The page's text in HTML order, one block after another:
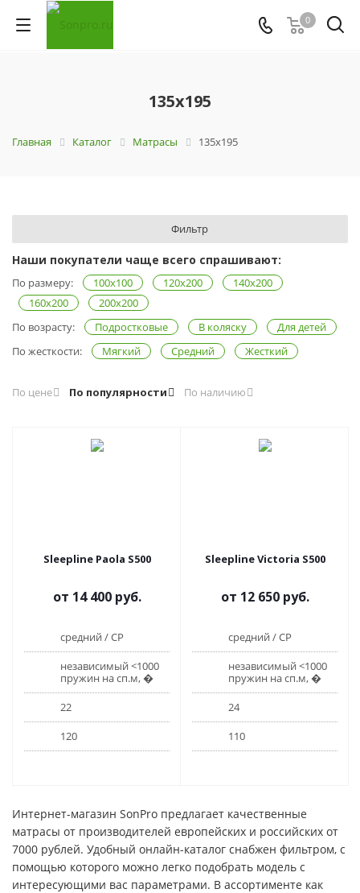
0
135x195
Главная Каталог Матрасы 135x195
Фильтр
Наши покупатели чаще всего спрашивают:
По размеру: 100х100 120х200
140x200
160x200
200х200
По возрасту:
Подростковые В коляску
Для детей
По жесткости:
Мягкий Средний Жесткий
По цене По популярности По наличию
Sleepline Paola S500
от 14 400 руб.
средний / СР
независимый <1000
пружин на сп.м, �
22
120
Sleepline Victoria S500
от 12 650 руб.
средний / СР
независимый <1000
пружин на сп.м, �
24
110
Интернет-магазин SonPro предлагает качественные
матрасы от производителей европейских и российских от
7000 рублей. Удобный онлайн-каталог снабжен фильтром, с
помощью которого можно легко подобрать модель с
интересующими вас параметрами. В ассортименте как